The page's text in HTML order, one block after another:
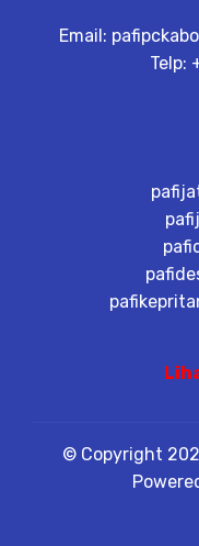
Email:
Telp:
© Copyright